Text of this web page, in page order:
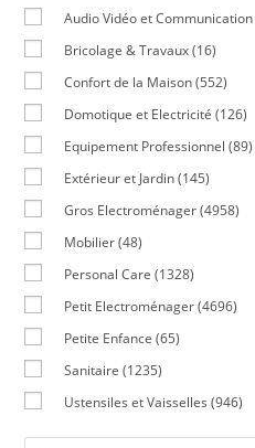
Audio Vidéo et Communication
Bricolage & Travaux (16)
Confort de la Maison (552)
Domotique et Electricité (126)
Equipement Professionnel (89)
Extérieur et Jardin (145)
Gros Electroménager (4958)
Mobilier (48)
Personal Care (1328)
Petit Electroménager (4696)
Petite Enfance (65)
Sanitaire (1235)
Ustensiles et Vaisselles (946)